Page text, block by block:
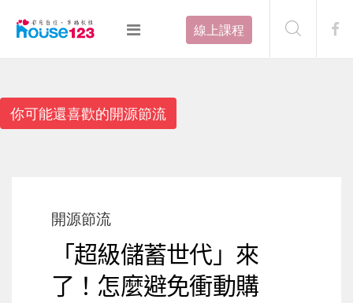
線上課程
你可能還喜歡的開源節流
開源節流
「超級儲蓄世代」來
了！怎麼避免衝動購